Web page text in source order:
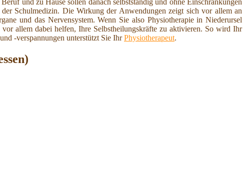
Schulmedizin. Die Wirkung der Anwendungen zeigt sich vor allem an
und das Nervensystem. Wenn Sie also Physiotherapie in Niederursel
vor allem dabei helfen, Ihre Selbstheilungskräfte zu aktivieren. So wird Ihr
-verspannungen unterstützt Sie IhrPhysiotherapeut.